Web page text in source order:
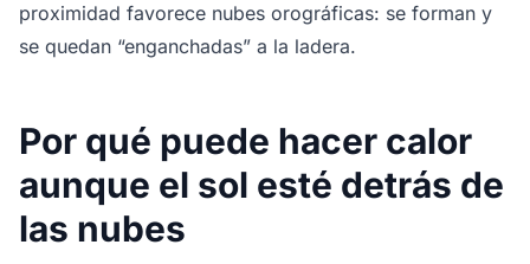
proximidad favorece nubes orográficas: se forman y
se quedan “enganchadas” a la ladera.
Por qué puede hacer calor
aunque el sol esté detrás de
las nubes